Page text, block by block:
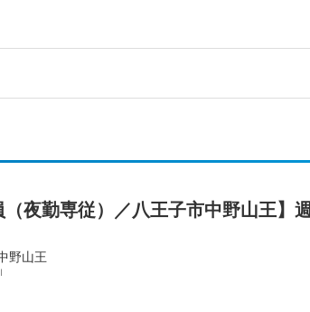
（夜勤専従）／八王子市中野山王
野山王